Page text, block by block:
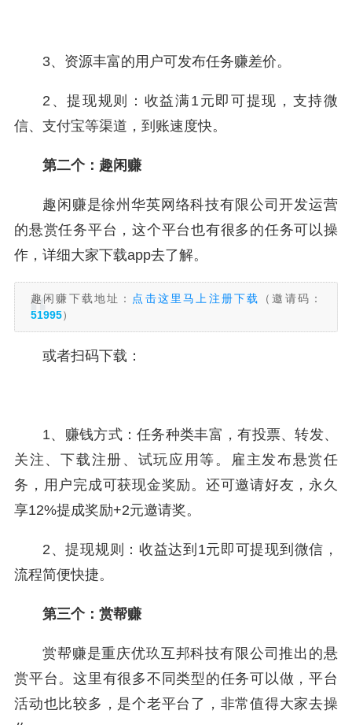
3、资源丰富的用户可发布任务赚差价。
2、提现规则：收益满1元即可提现，支持微
信、支付宝等渠道，到账速度快。
第二个：趣闲赚
趣闲赚是徐州华英网络科技有限公司开发运营
的悬赏任务平台，这个平台也有很多的任务可以操
作，详细大家下载app去了解。
趣闲赚下载地址： 点击这里马上注册下载
（邀请码：
51995）
或者扫码下载：
1、赚钱方式：任务种类丰富，有投票、转发、
关注、下载注册、试玩应用等。雇主发布悬赏任
务，用户完成可获现金奖励。还可邀请好友，永久
享12%提成奖励+2元邀请奖。
2、提现规则：收益达到1元即可提现到微信，
流程简便快捷。
第三个：赏帮赚
赏帮赚是重庆优玖互邦科技有限公司推出的悬
赏平台。这里有很多不同类型的任务可以做，平台
活动也比较多，是个老平台了，非常值得大家去操